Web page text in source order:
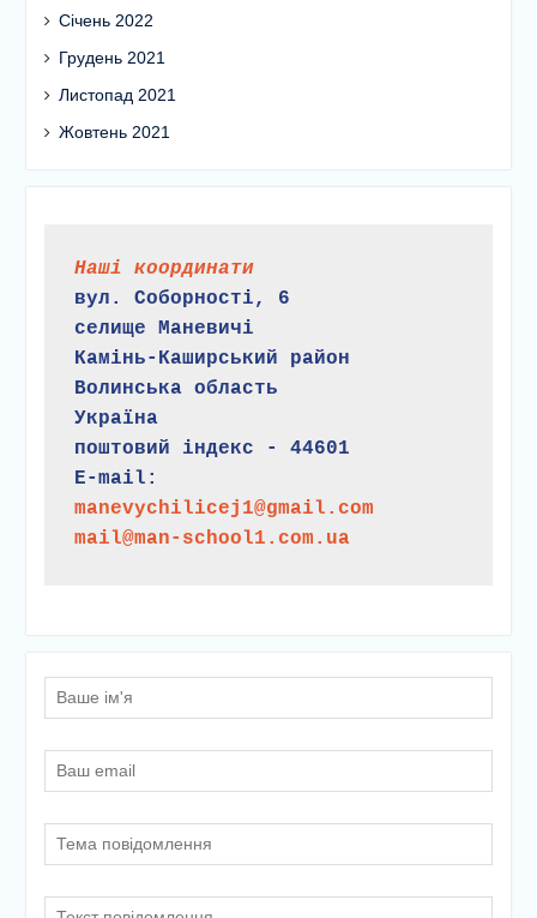
Лютий 2022
Січень 2022
Грудень 2021
Листопад 2021
Наші координати
вул. Соборності, 6
селище Маневичі
Камінь-Каширський район
Волинська область
Україна
поштовий індекс - 44601
E-mail:
manevychilicej1@gmail.com